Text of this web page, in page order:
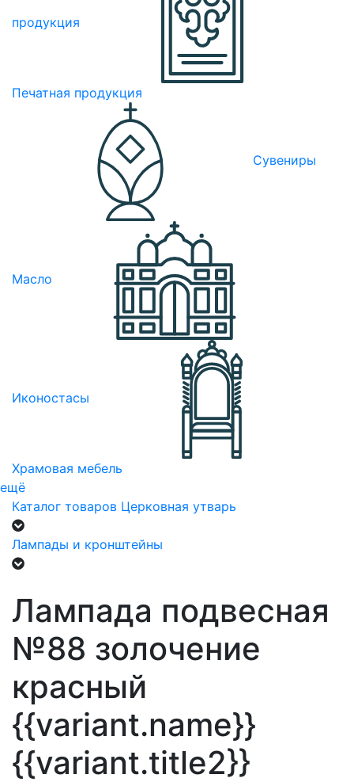
продукция
Печатная продукция
Сувениры
Масло
Иконостасы
Храмовая мебель
ещё
Каталог товаров Церковная утварь
Лампады и кронштейны
Лампада подвесная
№88 золочение
красный
{{variant.name}}
{{variant.title2}}